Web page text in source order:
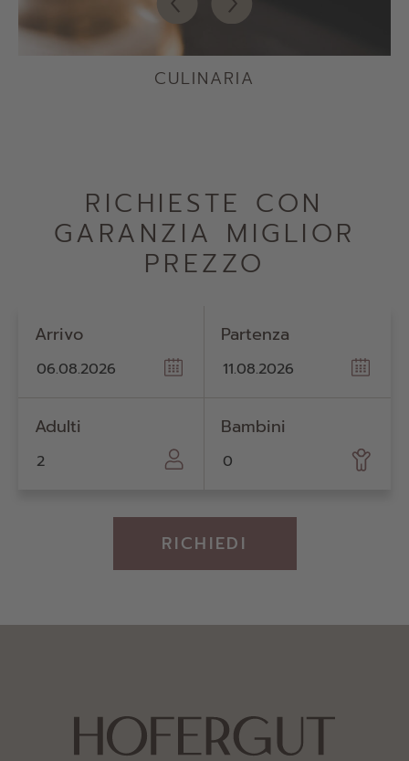
CULINARIA
RICHIESTE CON
GARANZIA MIGLIOR
PREZZO
Arrivo Partenza
Adulti Bambini
RICHIEDI